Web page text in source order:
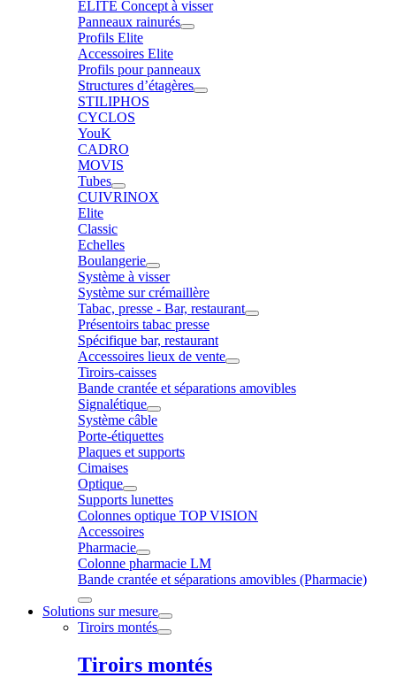
ELITE Concept à visser
Panneaux rainurés
Profils Elite
Accessoires Elite
Profils pour panneaux
Structures d’étagères
STILIPHOS
CYCLOS
YouK
CADRO
MOVIS
Tubes
CUIVRINOX
Elite
Classic
Echelles
Boulangerie
Système à visser
Système sur crémaillère
Tabac, presse - Bar, restaurant
Présentoirs tabac presse
Spécifique bar, restaurant
Accessoires lieux de vente
Tiroirs-caisses
Bande crantée et séparations amovibles
Signalétique
Système câble
Porte-étiquettes
Plaques et supports
Cimaises
Optique
Supports lunettes
Colonnes optique TOP VISION
Accessoires
Pharmacie
Colonne pharmacie LM
Bande crantée et séparations amovibles (Pharmacie)
Solutions sur mesure
Tiroirs montés
Tiroirs montés